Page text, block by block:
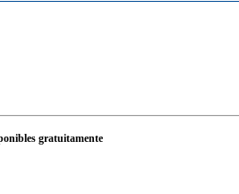
gratuitamente